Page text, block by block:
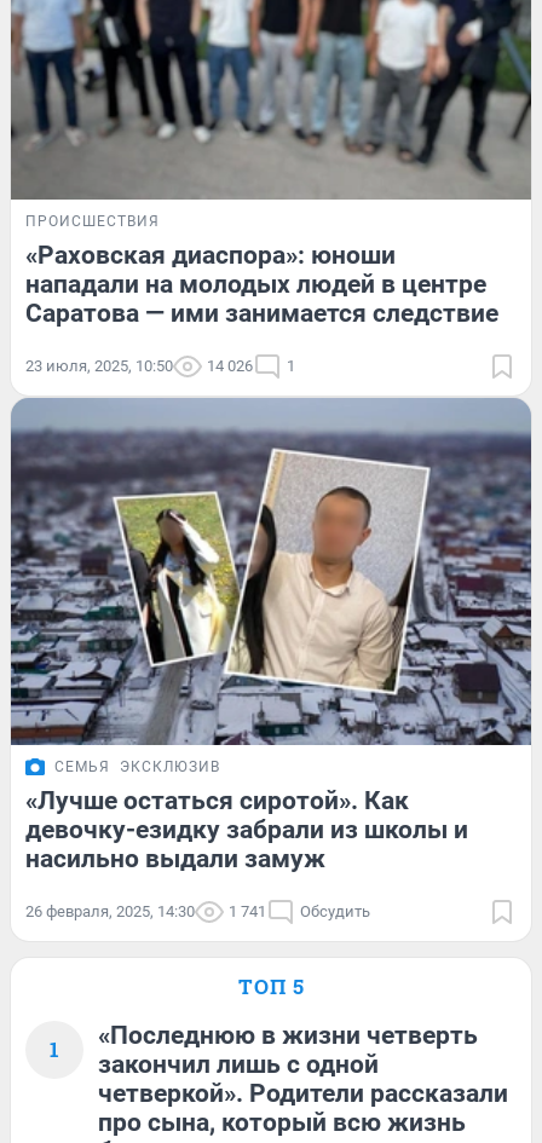
ПРОИСШЕСТВИЯ
«Раховская диаспора»: юноши
нападали на молодых людей в центре
Саратова — ими занимается следствие
23 июля, 2025, 10:50 14 026 1
СЕМЬЯ ЭКСКЛЮЗИВ
«Лучше остаться сиротой». Как
девочку-езидку забрали из школы и
насильно выдали замуж
26 февраля, 2025, 14:30 1 741 Обсудить
ТОП 5
1
«Последнюю в жизни четверть
закончил лишь с одной
четверкой». Родители рассказали
про сына, который всю жизнь